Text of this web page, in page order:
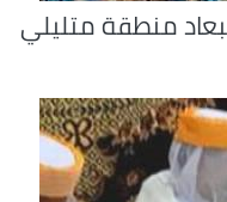
منطقة متليلي